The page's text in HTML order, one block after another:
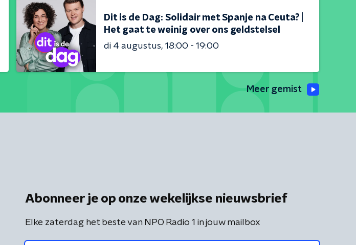
Dit is de Dag: Solidair met Spanje na Ceuta? |
Het gaat te weinig over ons geldstelsel
di 4 augustus 18:00 - 19:00
Meer gemist
Abonneer je op onze wekelijkse nieuwsbrief
Elke zaterdag het beste van NPO Radio 1 in jouw mailbox